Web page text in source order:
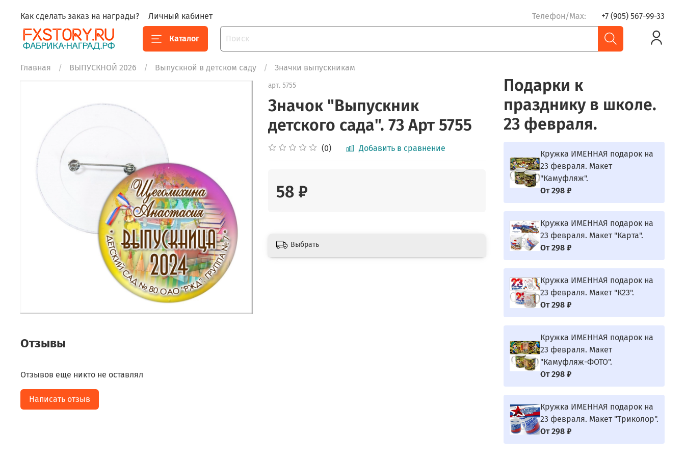
Как сделать заказ на награды? Личный кабинет Телефон/Max: +7 (905) 567-99-33
Каталог
Главная ВЫПУСКНОЙ 2026 Выпускной в детском саду Значки выпускникам
арт.5755
Значок "Выпускник
детского сада". 73 Арт 5755
(0) Добавить в сравнение
58 ₽
Выбрать
Отзывы
Отзывов еще никто не оставлял
Написать отзыв
Подарки к
празднику в школе.
23 февраля.
Кружка ИМЕННАЯ подарок на
23 февраля. Макет
"Камуфляж".
От 298 ₽
Кружка ИМЕННАЯ подарок на
23 февраля. Макет "Карта".
От 298 ₽
Кружка ИМЕННАЯ подарок на
23 февраля. Макет "К23".
От 298 ₽
Кружка ИМЕННАЯ подарок на
23 февраля. Макет
"Камуфляж-ФОТО".
От 298 ₽
Кружка ИМЕННАЯ подарок на
23 февраля. Макет "Триколор".
От 298 ₽